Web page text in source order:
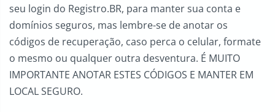
seu login do Registro.BR, para manter sua conta e
domínios seguros, mas lembre-se de anotar os
códigos de recuperação, caso perca o celular, formate
o mesmo ou qualquer outra desventura. É MUITO
IMPORTANTE ANOTAR ESTES CÓDIGOS E MANTER EM
LOCAL SEGURO.